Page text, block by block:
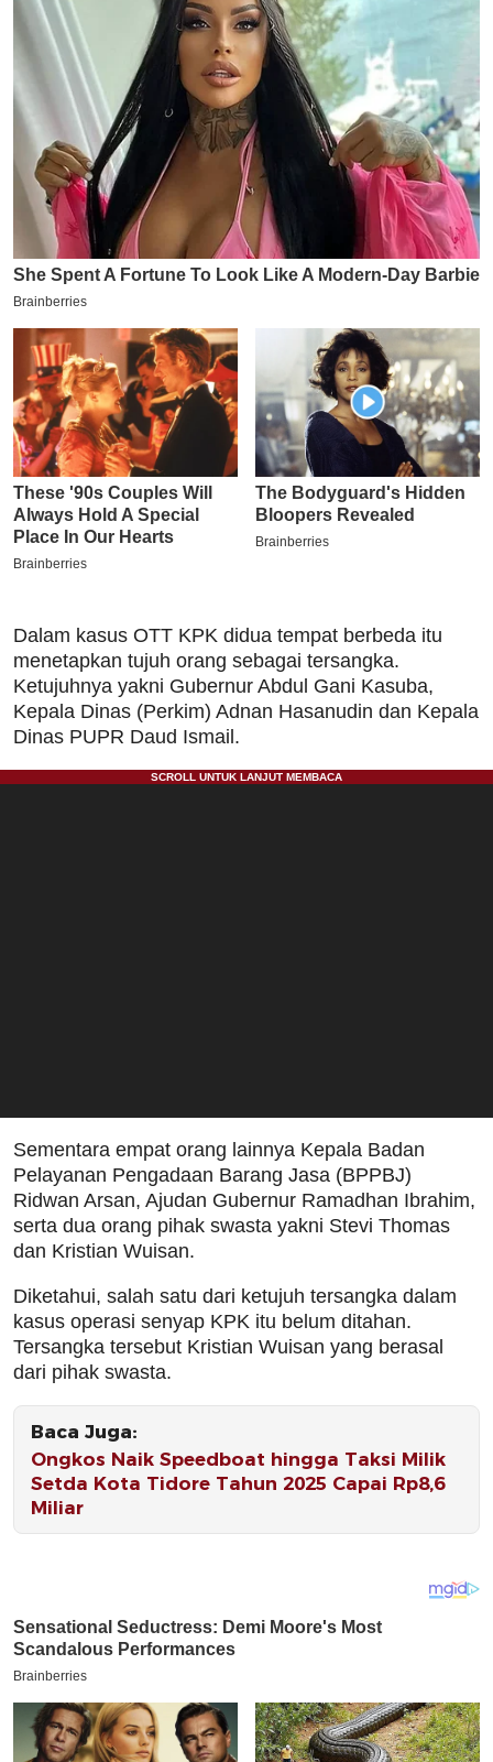
Dalam kasus OTT KPK didua tempat berbeda itu
menetapkan tujuh orang sebagai tersangka.
Ketujuhnya yakni Gubernur Abdul Gani Kasuba,
Kepala Dinas (Perkim) Adnan Hasanudin dan Kepala
Dinas PUPR Daud Ismail.
Sementara empat orang lainnya Kepala Badan
Pelayanan Pengadaan Barang Jasa (BPPBJ)
Ridwan Arsan, Ajudan Gubernur Ramadhan Ibrahim,
serta dua orang pihak swasta yakni Stevi Thomas
dan Kristian Wuisan.
Diketahui, salah satu dari ketujuh tersangka dalam
kasus operasi senyap KPK itu belum ditahan.
Tersangka tersebut Kristian Wuisan yang berasal
dari pihak swasta.
Baca Juga:
Ongkos Naik Speedboat hingga Taksi Milik
Setda Kota Tidore Tahun 2025 Capai Rp8,6
Miliar